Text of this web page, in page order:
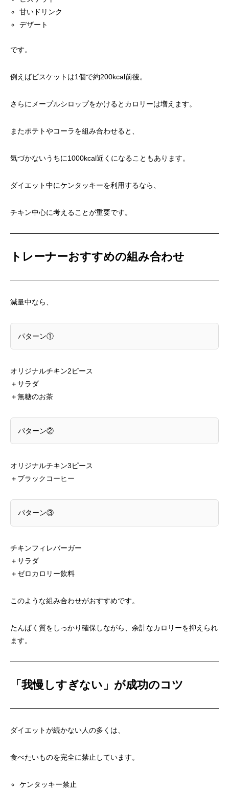
甘いドリンク
デザート
です。
例えばビスケットは1個で約200kcal前後。
さらにメープルシロップをかけるとカロリーは増えます。
またポテトやコーラを組み合わせると、
気づかないうちに1000kcal近くになることもあります。
ダイエット中にケンタッキーを利用するなら、
チキン中心に考えることが重要です。
トレーナーおすすめの組み合わせ
減量中なら、
パターン①
オリジナルチキン2ピース
＋サラダ
＋無糖のお茶
パターン②
オリジナルチキン3ピース
＋ブラックコーヒー
パターン③
チキンフィレバーガー
＋サラダ
＋ゼロカロリー飲料
このような組み合わせがおすすめです。
たんぱく質をしっかり確保しながら、余計なカロリーを抑えられ
ます。
「我慢しすぎない」が成功のコツ
ダイエットが続かない人の多くは、
食べたいものを完全に禁止しています。
ケンタッキー禁止